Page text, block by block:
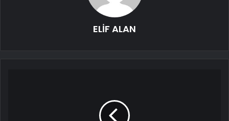
ELİF ALAN